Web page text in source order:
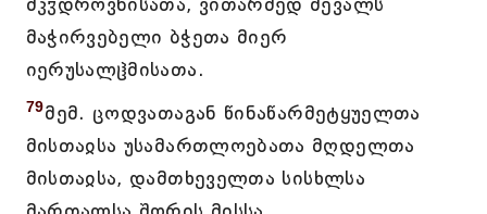
მაჭირვებელი ბჭეთა მიერ
იერუსალჱმისათა.
79მემ. ცოდვათაგან წინაწარმეტყუელთა
მისთაჲსა უსამართლოებათა მღდელთა
მისთაჲსა, დამთხეველთა სისხლსა